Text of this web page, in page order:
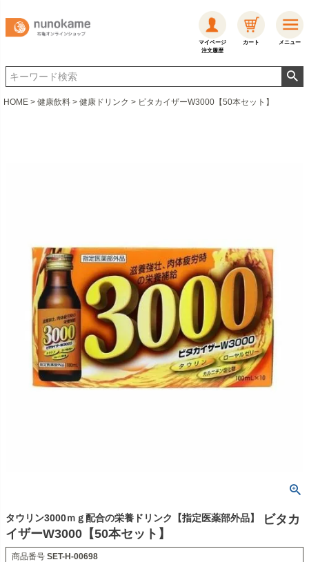
マイページ
注文履歴
カート メニュー
HOME 健康飲料 健康ドリンク ビタカイザーW3000【50本セット】
タウリン3000ｍｇ配合の栄養ドリンク【指定医薬部外品】
ビタカ
イザーW3000【50本セット】
商品番号 SET-H-00698